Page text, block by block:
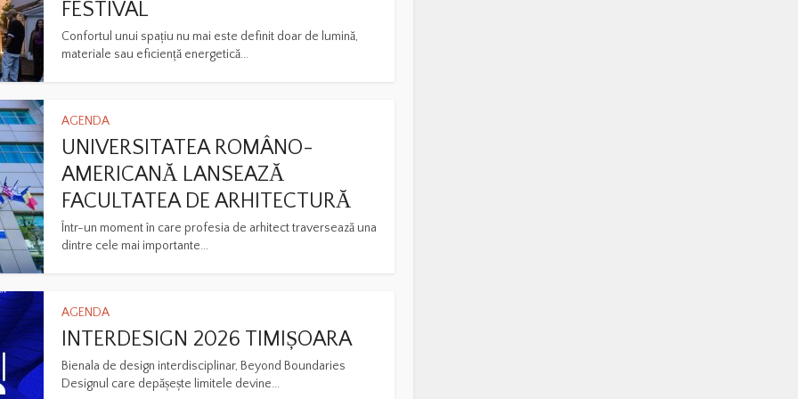
FESTIVAL
Confortul unui spațiu nu mai este definit doar de lumină,
materiale sau eficiență energetică...
AGENDA
UNIVERSITATEA ROMÂNO-
AMERICANĂ LANSEAZĂ
FACULTATEA DE ARHITECTURĂ
Într-un moment în care profesia de arhitect traversează una
dintre cele mai importante...
AGENDA
INTERDESIGN 2026 TIMIȘOARA
Bienala de design interdisciplinar, Beyond Boundaries
Designul care depășește limitele devine...